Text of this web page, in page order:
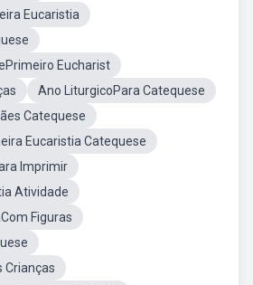
Eucaristia
Eucharist
Ano LiturgicoPara Catequese
Catequese
Eucaristia Catequese
Imprimir
Atividade
Figuras
Crianças